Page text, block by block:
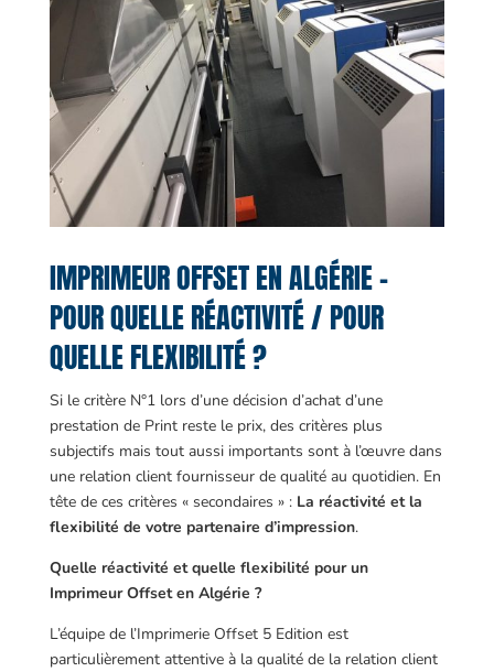
IMPRIMEUR OFFSET EN ALGÉRIE –
POUR QUELLE RÉACTIVITÉ / POUR
QUELLE FLEXIBILITÉ ?
Si le critère N°1 lors d’une décision d’achat d’une
prestation de Print reste le prix, des critères plus
subjectifs mais tout aussi importants sont à l’œuvre dans
une relation client fournisseur de qualité au quotidien. En
tête de ces critères « secondaires » : La réactivité et la
flexibilité de votre partenaire d’impression.
Quelle réactivité et quelle flexibilité pour un
Imprimeur Offset en Algérie ?
L’équipe de l’Imprimerie Offset 5 Edition est
particulièrement attentive à la qualité de la relation client